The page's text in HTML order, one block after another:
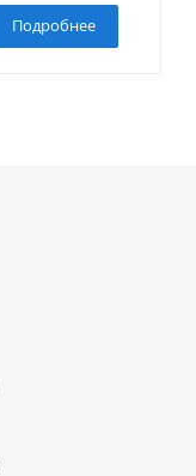
Подробнее